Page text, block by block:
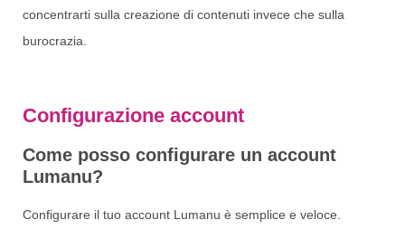
concentrarti sulla creazione di contenuti invece che sulla
burocrazia.
Configurazione account
Come posso configurare un account
Lumanu?
Configurare il tuo account Lumanu è semplice e veloce.